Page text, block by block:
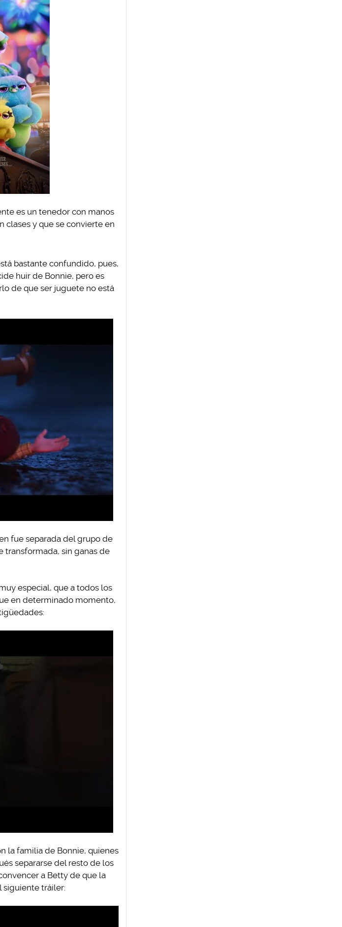
es un tenedor con manos
clases y que se convierte en
bastante confundido, pues,
huir de Bonnie, pero es
de que ser juguete no está
fue separada del grupo de
transformada, sin ganas de
especial, que a todos los
en determinado momento,
la familia de Bonnie, quienes
separarse del resto de los
a Betty de que la
siguiente tráiler: